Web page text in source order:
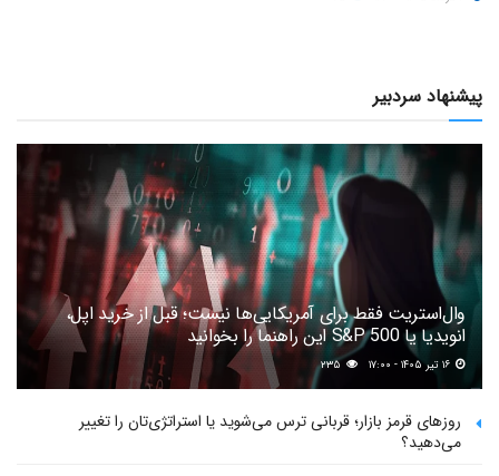
پیشنهاد سردبیر
وال‌استریت فقط برای آمریکایی‌ها نیست؛ قبل از خرید اپل،
انویدیا یا S&P 500 این راهنما را بخوانید
۲۳۵
روزهای قرمز بازار؛ قربانی ترس می‌شوید یا استراتژی‌تان را تغییر
می‌دهید؟